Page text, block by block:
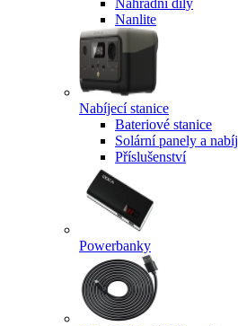
Náhradní díly
Nanlite
Nabíjecí stanice
Bateriové stanice
Solární panely a
Příslušenství
Powerbanky